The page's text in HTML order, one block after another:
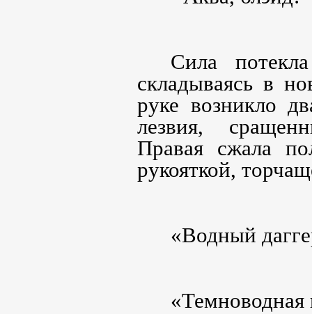
Сила
складываясь в
руке возникло
лезвия,
Правая сжала
рукояткой,
«Водный
«Темноводная